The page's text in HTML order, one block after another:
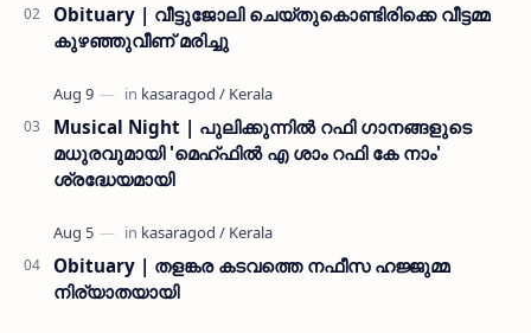
Obituary | വീട്ടുജോലി ചെയ്തുകൊണ്ടിരിക്കെ വീട്ടമ്മ
കുഴഞ്ഞുവീണ് മരിച്ചു
Musical Night | പുലിക്കുന്നിൽ റഫി ഗാനങ്ങളുടെ
മധുരവുമായി 'മെഹ്ഫിൽ എ ശാം റഫി കേ നാം'
ശ്രദ്ധേയമായി
Obituary | തളങ്കര കടവത്തെ നഫീസ ഹജ്ജുമ്മ
നിര്യാതയായി